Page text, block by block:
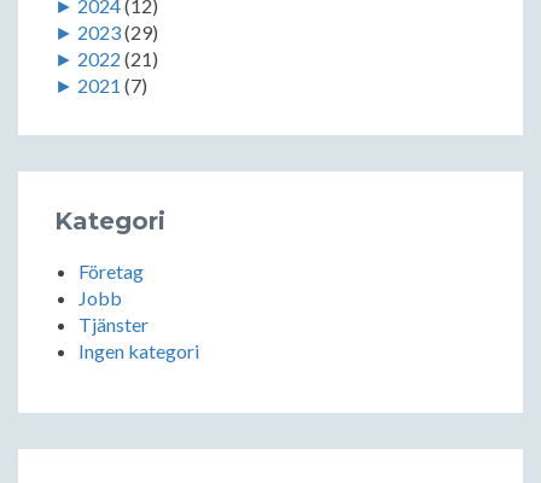
► 2024(12)
► 2023(29)
► 2022 (21)
► 2021 (7)
Kategori
Företag
Jobb
Tjänster
Ingen kategori